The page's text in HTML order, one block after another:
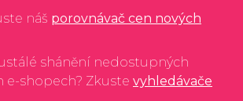
náš porovnávač cen nových
shánění nedostupných
e-shopech? Zkuste vyhledávače